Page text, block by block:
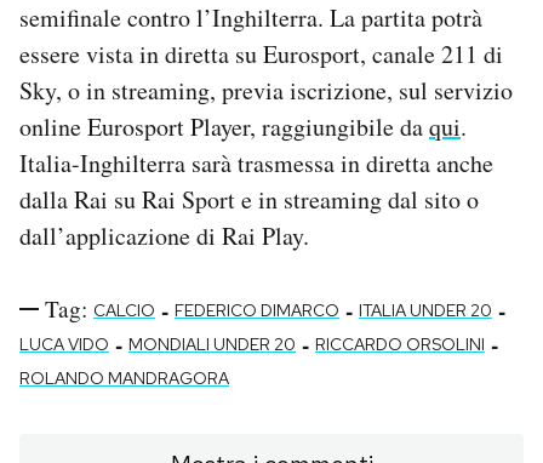
semifinale contro l’Inghilterra. La partita potrà
essere vista in diretta su Eurosport, canale 211 di
Sky, o in streaming, previa iscrizione, sul servizio
online Eurosport Player, raggiungibile daqui.
Italia-Inghilterra sarà trasmessa in diretta anche
dalla Rai su Rai Sport e in streaming dal sito o
dall’applicazione di Rai Play.
Tag: CALCIO - FEDERICO DIMARCO - ITALIA UNDER 20 -
LUCA VIDO - MONDIALI UNDER 20 - RICCARDO ORSOLINI -
ROLANDO MANDRAGORA